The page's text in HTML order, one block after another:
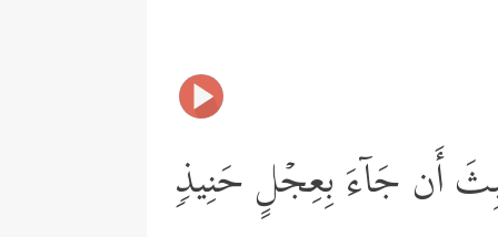
لَبِثَ أَن جَاۤءَ بِعِجۡلٍ حَنِیذࣲ